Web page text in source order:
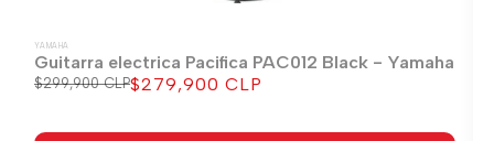
YAMAHA
Guitarra electrica Pacifica PAC012 Black - Yamaha
Precio
$299,900 CLPPrecio
$279,900 CLP